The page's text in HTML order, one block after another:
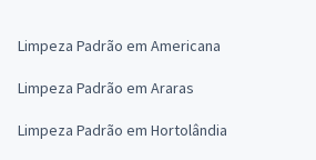
Limpeza Padrão em Americana
Limpeza Padrão em Araras
Limpeza Padrão em Hortolândia